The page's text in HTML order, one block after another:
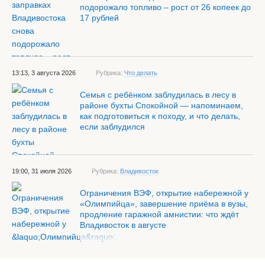
подорожало топливо – рост от 26 копеек до
17 рублей
13:13, 3 августа 2026 Рубрика: Что делать
Семья с ребёнком заблудилась в лесу в
районе бухты Спокойной — напоминаем,
как подготовиться к походу, и что делать,
если заблудился
19:00, 31 июля 2026 Рубрика: Владивосток
Ограничения ВЭФ, открытие набережной у
«Олимпийца», завершение приёма в вузы,
продление гаражной амнистии: что ждёт
Владивосток в августе